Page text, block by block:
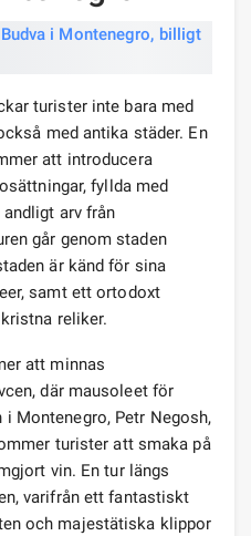
turister inte bara med
med antika städer. En
att introducera
fyllda med
arv från
går genom staden
är känd för sina
samt ett ortodoxt
reliker.
att minnas
där mausoleet för
Montenegro, Petr Negosh,
turister att smaka på
vin. En tur längs
varifrån ett fantastiskt
och majestätiska klippor